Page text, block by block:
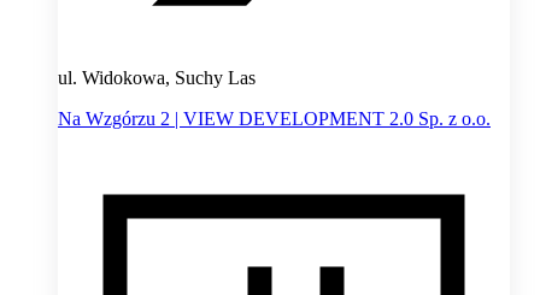
ul. Widokowa, Suchy Las
Na Wzgórzu 2 | VIEW DEVELOPMENT 2.0 Sp. z o.o.